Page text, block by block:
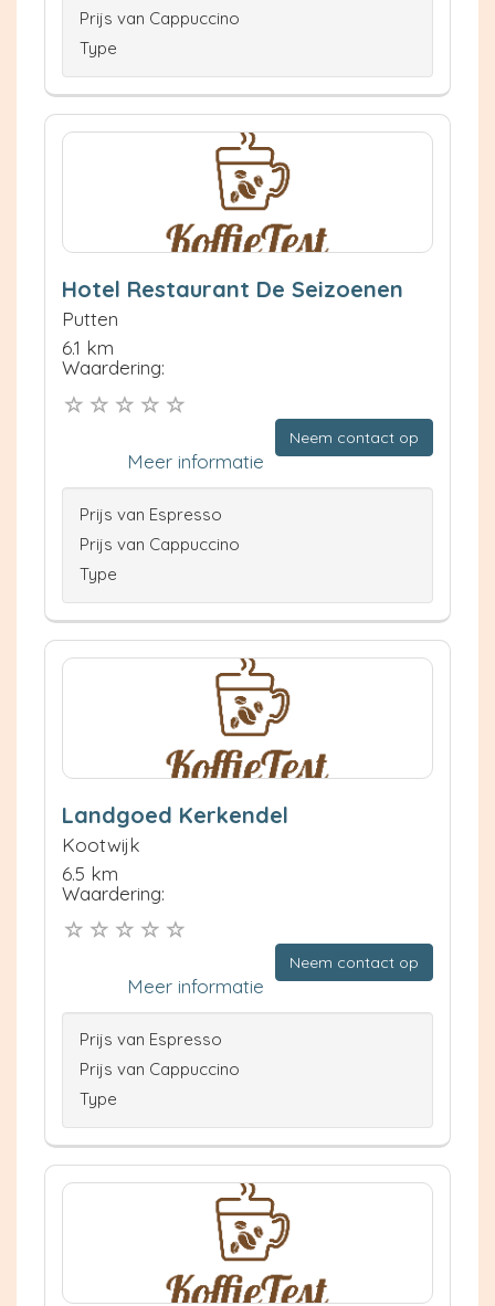
Prijs van Cappuccino
Type
Hotel Restaurant De Seizoenen
Putten
6.1 km
Waardering:
Neem contact op
Meer informatie
Prijs van Espresso
Prijs van Cappuccino
Type
Landgoed Kerkendel
Kootwijk
6.5 km
Waardering:
Neem contact op
Meer informatie
Prijs van Espresso
Prijs van Cappuccino
Type